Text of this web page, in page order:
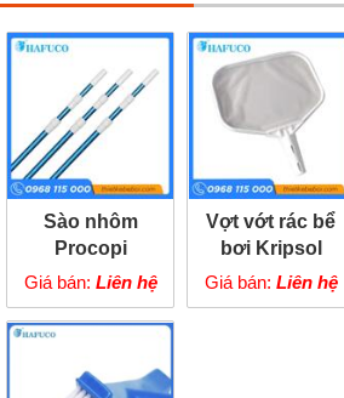
Sào nhôm
Procopi
Giá bán: Liên hệ
Vợt vớt rác bể
bơi Kripsol
Giá bán: Liên hệ